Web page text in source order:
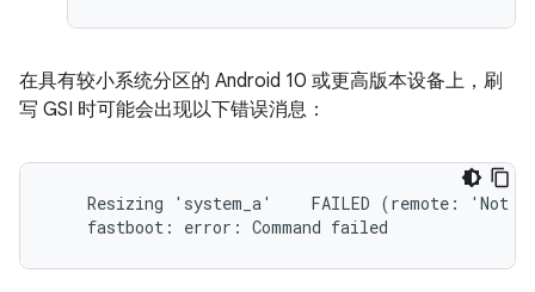
在具有较小系统分区的 Android 10 或更高版本设备上，刷
写 GSI 时可能会出现以下错误消息：
Resizing 'system_a'    FAILED (remote: 'Not
    fastboot: error: Command failed